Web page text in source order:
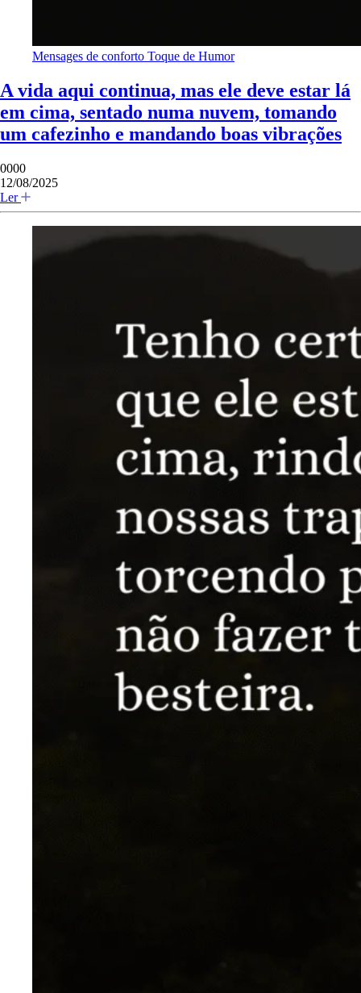
Mensages de conforto Toque de Humor
A vida aqui continua, mas ele deve estar lá
em cima, sentado numa nuvem, tomando
um cafezinho e mandando boas vibrações
0000
12/08/2025
Ler